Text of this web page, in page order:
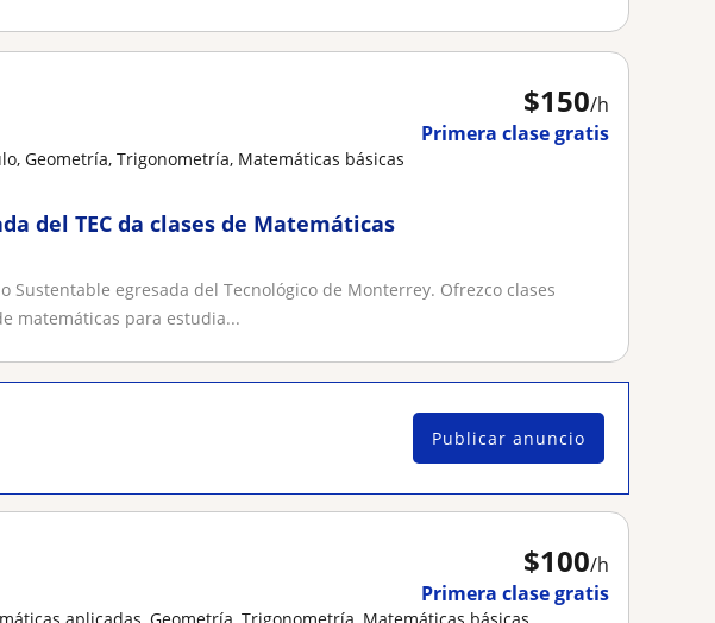
$150/h
Primera clase gratis
Geometría, Trigonometría, Matemáticas básicas
del TEC da clases de Matemáticas
Sustentable egresada del Tecnológico de Monterrey. Ofrezco clases
matemáticas para estudia...
Publicar anuncio
$100/h
Primera clase gratis